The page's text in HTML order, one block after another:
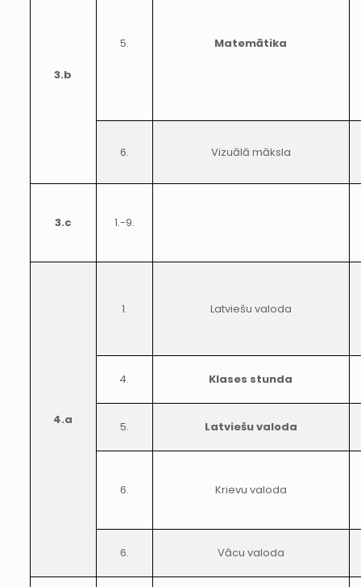
3.b
5. Matemātika
6. Vizuālā māksla
3.c 1.-9.
4.a
1. Latviešu valoda
4. Klases stunda
5. Latviešu valoda
6. Krievu valoda
6. Vācu valoda